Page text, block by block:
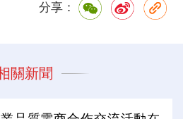
分享：
關新聞